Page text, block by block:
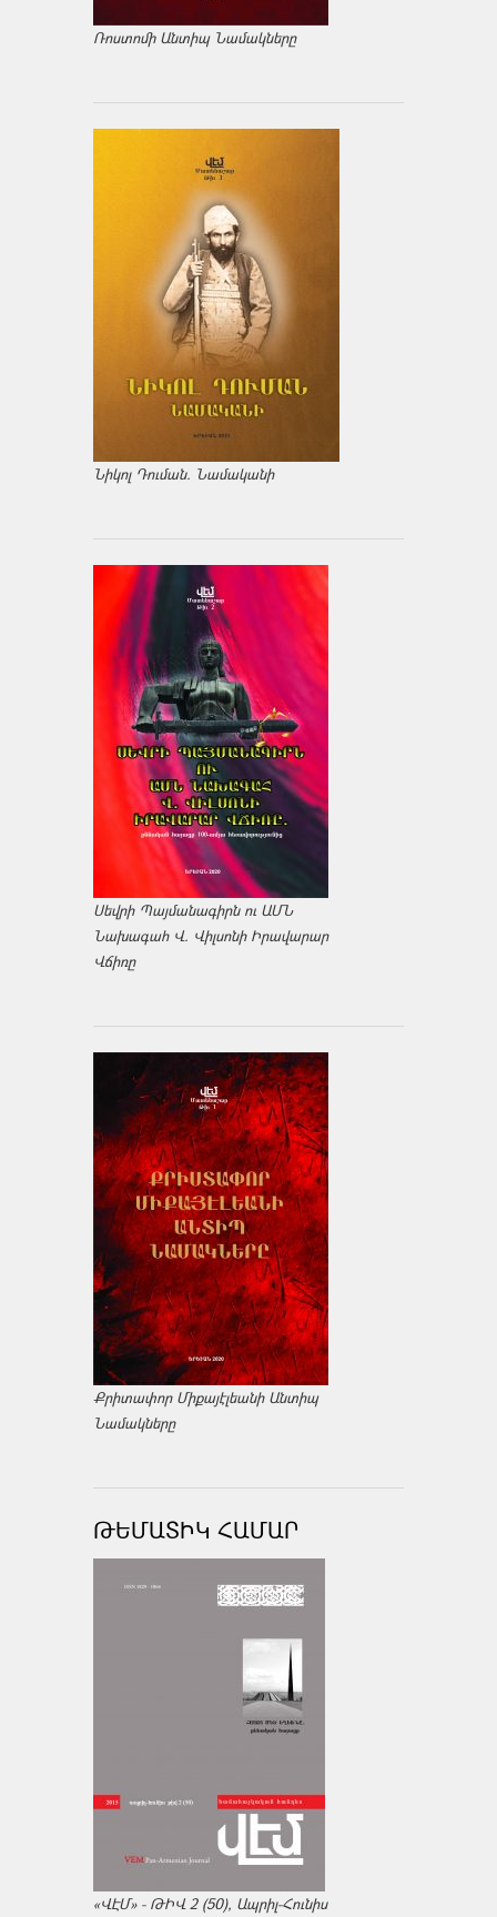
Ռոստոմի Անտիպ Նամակները
Նիկոլ Դուման. Նամականի
Սեվրի Պայմանագիրն ու ԱՄՆ
Նախագահ Վ. Վիլսոնի Իրավարար
Վճիռը
Քրիտափոր Միքայէլեանի Անտիպ
Նամակները
ԹԵՄԱՏԻԿ ՀԱՄԱՐ
«ՎԷՄ» - ԹԻՎ 2 (50), Ապրիլ-Հունիս